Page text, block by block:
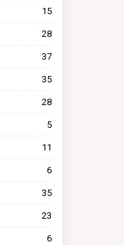
15
28
37
35
28
5
11
6
35
23
6